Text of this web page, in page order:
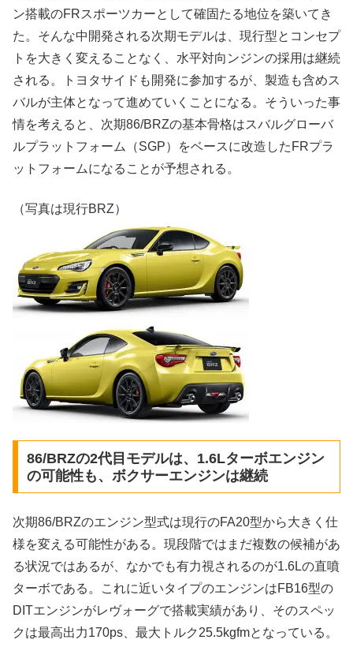
ン搭載のFRスポーツカーとして確固たる地位を築いてき
た。そんな中開発される次期モデルは、現行型とコンセプ
トを大きく変えることなく、水平対向ンジンの採用は継続
される。トヨタサイドも開発に参加するが、製造も含めス
バルが主体となって進めていくことになる。そういった事
情を考えると、次期86/BRZの基本骨格はスバルグローバ
ルプラットフォーム（SGP）をベースに改造したFRプラ
ットフォームになることが予想される。
（写真は現行BRZ）
86/BRZの2代目モデルは、1.6Lターボエンジン
の可能性も、ボクサーエンジンは継続
次期86/BRZのエンジン型式は現行のFA20型から大きく仕
様を変える可能性がある。現段階ではまだ複数の候補があ
る状況ではあるが、なかでも有力視されるのが1.6Lの直噴
ターボである。これに近いタイプのエンジンはFB16型の
DITエンジンがレヴォーグで搭載実績があり、そのスペッ
クは最高出力170ps、最大トルク25.5kgfmとなっている。